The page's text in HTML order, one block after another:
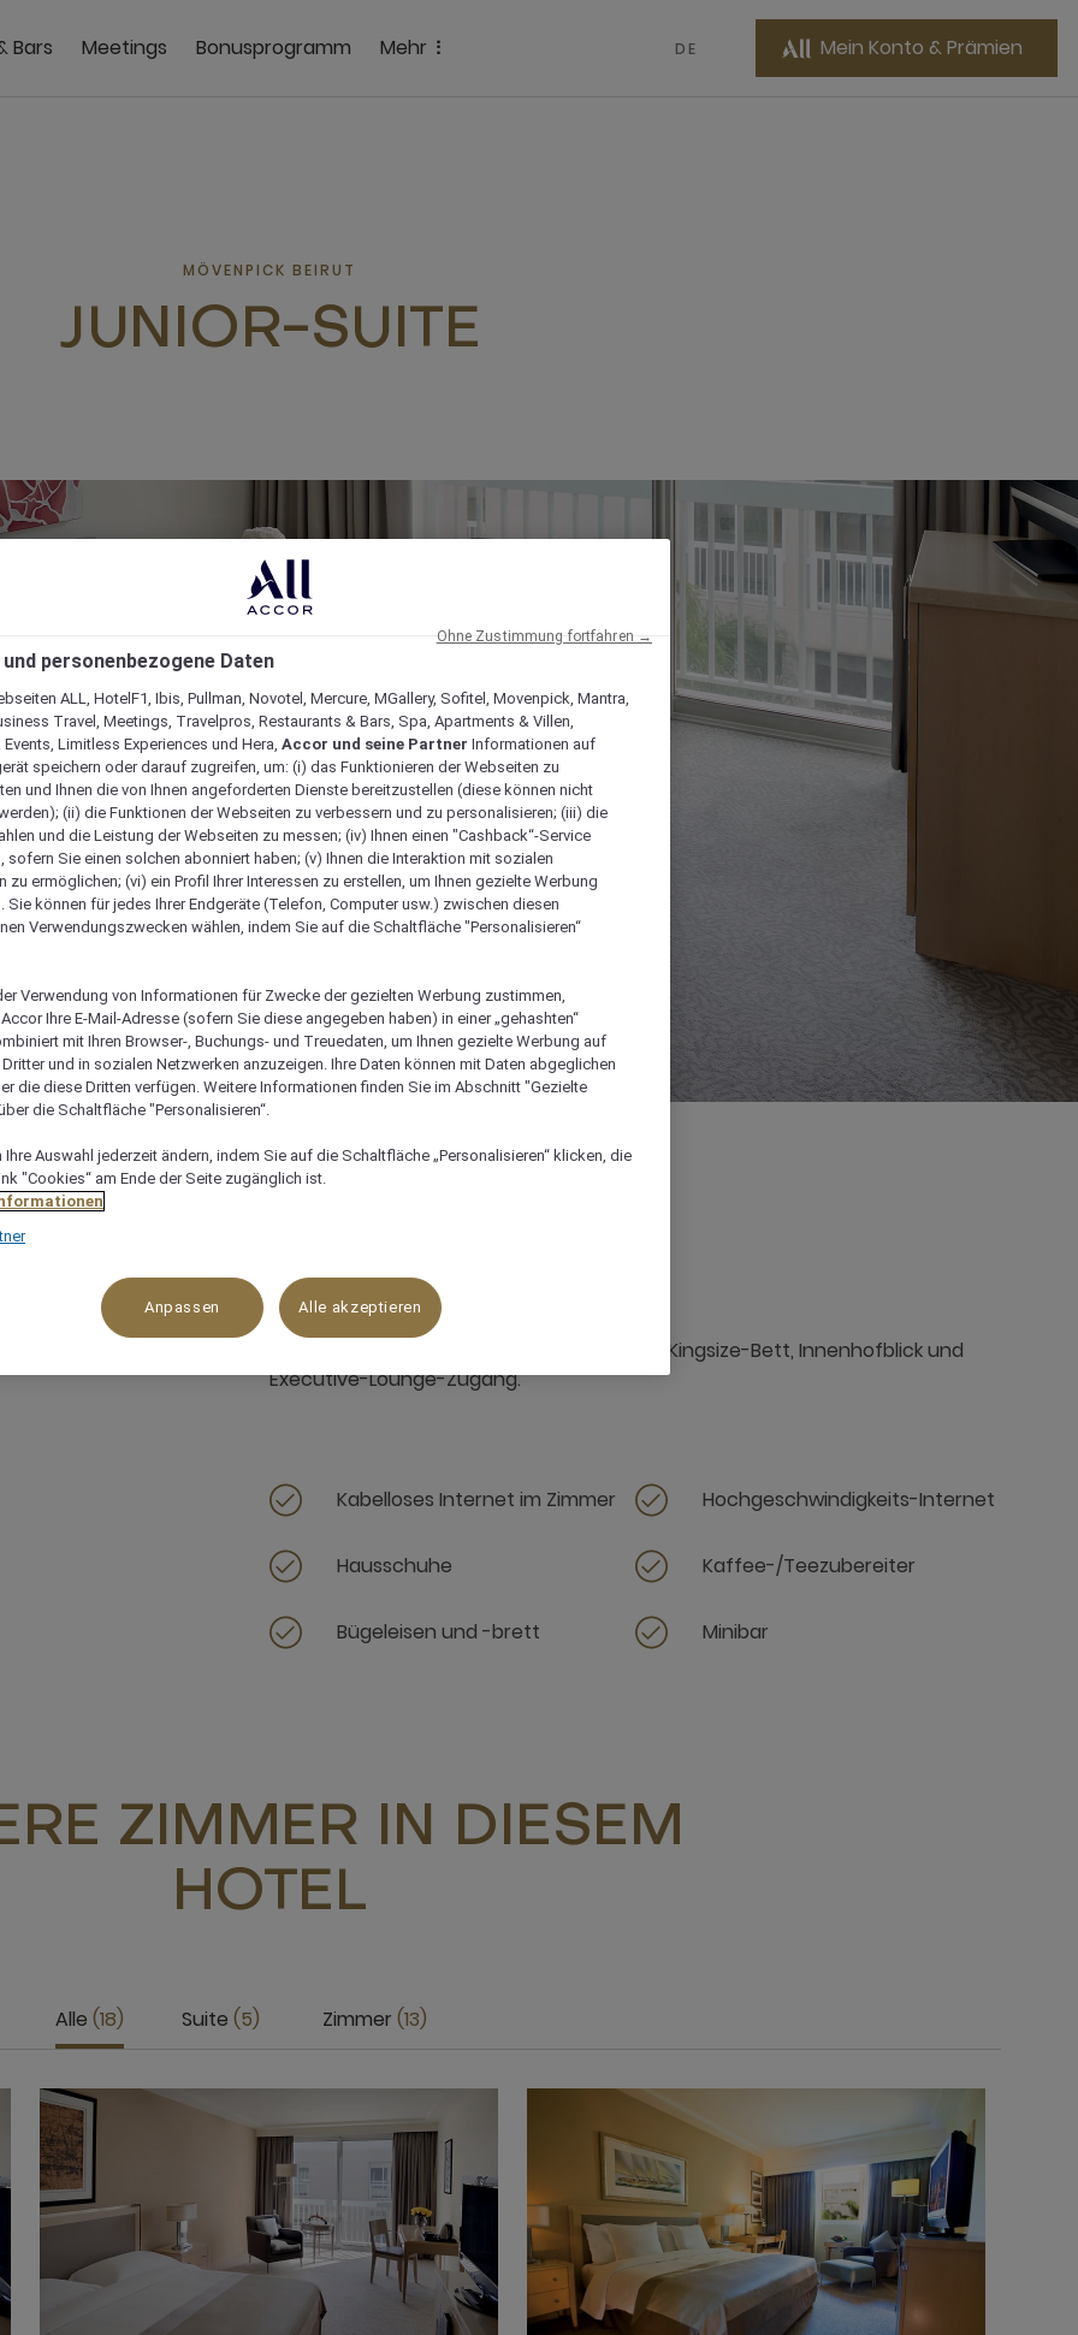
Bars Meetings Bonusprogramm Mehr DE Mein Konto & Prämien
MÖVENPICK BEIRUT
JUNIOR-SUITE
Verfügbarkeit anzeigen
47 m² Hofblick
Diese 47-m²-Junior-Suite verfügt über ein Kingsize-Bett, Innenhofblick und
Executive-Lounge-Zugang.
Kabelloses Internet im Zimmer Hochgeschwindigkeits-Internet
Hausschuhe Kaffee-/Teezubereiter
Bügeleisen und -brett Minibar
ZIMMER IN DIESEM
HOTEL
Alle 18 Suite 5 Zimmer 13
personenbezogene Daten
ALL, HotelF1, Ibis, Pullman, Novotel, Mercure, MGallery, Sofitel, Movenpick, Mantra,
Travel, Meetings, Travelpros, Restaurants & Bars, Spa, Apartments & Villen,
Limitless Experiences und Hera, Accor und seine Partner Informationen auf
speichern oder darauf zugreifen, um: (i) das Funktionieren der Webseiten zu
und Ihnen die von Ihnen angeforderten Dienste bereitzustellen (diese können nicht
(ii) die Funktionen der Webseiten zu verbessern und zu personalisieren; (iii) die
und die Leistung der Webseiten zu messen; (iv) Ihnen einen "Cashback“-Service
sofern Sie einen solchen abonniert haben; (v) Ihnen die Interaktion mit sozialen
zu ermöglichen; (vi) ein Profil Ihrer Interessen zu erstellen, um Ihnen gezielte Werbung
Sie können für jedes Ihrer Endgeräte (Telefon, Computer usw.) zwischen diesen
Verwendungszwecken wählen, indem Sie auf die Schaltfläche "Personalisieren“
Verwendung von Informationen für Zwecke der gezielten Werbung zustimmen,
Ihre E-Mail-Adresse (sofern Sie diese angegeben haben) in einer „gehashten“
mit Ihren Browser-, Buchungs- und Treuedaten, um Ihnen gezielte Werbung auf
und in sozialen Netzwerken anzuzeigen. Ihre Daten können mit Daten abgeglichen
die diese Dritten verfügen. Weitere Informationen finden Sie im Abschnitt "Gezielte
die Schaltfläche "Personalisieren“.
Ihre Auswahl jederzeit ändern, indem Sie auf die Schaltfläche „Personalisieren“ klicken, die
"Cookies“ am Ende der Seite zugänglich ist.
Anpassen Alle akzeptieren
Ohne Zustimmung fortfahren →